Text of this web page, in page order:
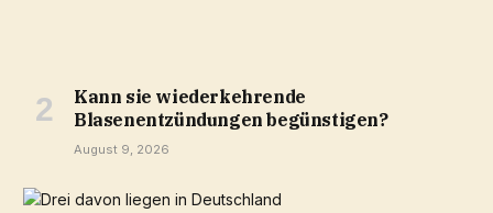
Kann sie wiederkehrende
Blasenentzündungen begünstigen?
August 9, 2026